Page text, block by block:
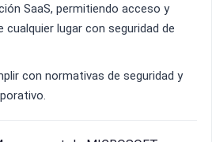
SaaS, permitiendo acceso y
cualquier lugar con seguridad de
con normativas de seguridad y